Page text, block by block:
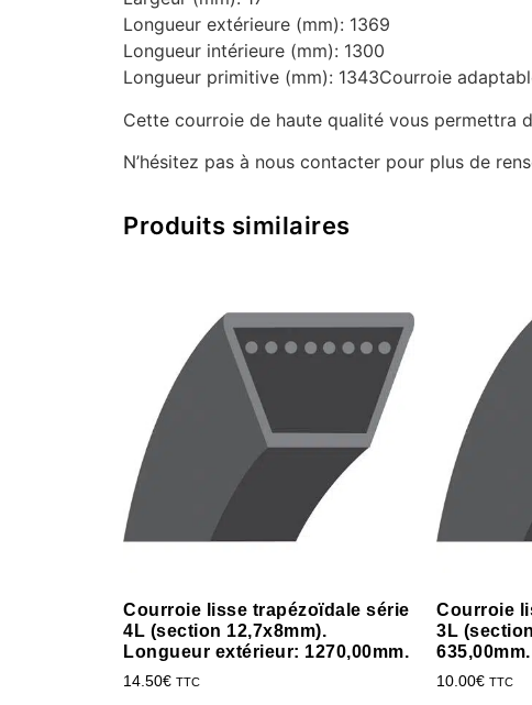
Longueur extérieure (mm): 1369
Longueur intérieure (mm): 1300
Longueur primitive (mm): 1343Courroie
Cette courroie de haute qualité vous permettra
N’hésitez pas à nous contacter pour plus de
Produits similaires
Courroie lisse trapézoïdale série
4L (section 12,7x8mm).
Longueur extérieur: 1270,00mm.
14.50€ TTC
Courroie
3L
635,00mm.
10.00€ TTC